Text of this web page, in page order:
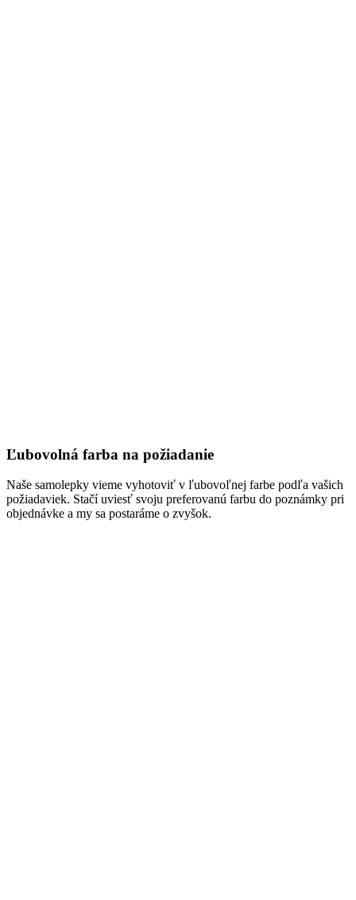
Ľubovolná farba na požiadanie
Naše samolepky vieme vyhotoviť v ľubovoľnej farbe podľa vašich
požiadaviek. Stačí uviesť svoju preferovanú farbu do poznámky pri
objednávke a my sa postaráme o zvyšok.